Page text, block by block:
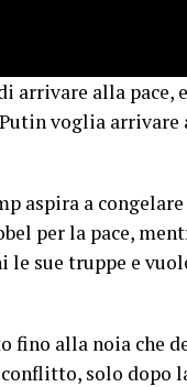
arrivare alla pace,
voglia arrivare
aspira a
per la pace,
le sue truppe e
fino alla noia che
solo dopo